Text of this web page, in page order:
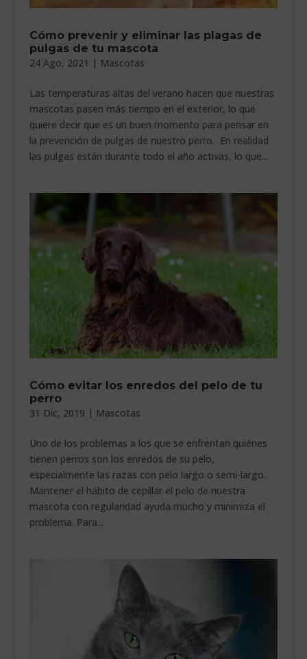
Cómo prevenir y eliminar las plagas de
pulgas de tu mascota
24 Ago, 2021 | Mascotas
Las temperaturas altas del verano hacen que nuestras
mascotas pasen más tiempo en el exterior, lo que
quiere decir que es un buen momento para pensar en
la prevención de pulgas de nuestro perro. En realidad
las pulgas están durante todo el año activas, lo que...
Cómo evitar los enredos del pelo de tu
perro
31 Dic, 2019 | Mascotas
Uno de los problemas a los que se enfrentan quiénes
tienen perros son los enredos de su pelo,
especialmente las razas con pelo largo o semi-largo.
Mantener el hábito de cepillar el pelo de nuestra
mascota con regularidad ayuda mucho y minimiza el
problema. Para...